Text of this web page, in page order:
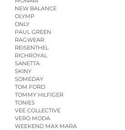
NEW BALANCE
OLYMP
ONLY
PAUL GREEN
RAGWEAR
REISENTHEL
RICHROYAL
SANETTA
SKINY
SOMEDAY
TOM FORD
TOMMY HILFIGER
TONIES
VEE COLLECTIVE
VERO MODA
WEEKEND MAX MARA